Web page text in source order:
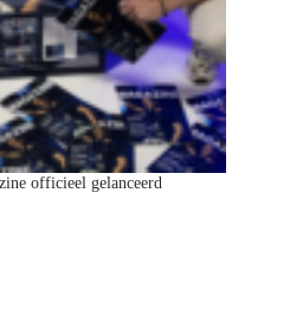
officieel gelanceerd